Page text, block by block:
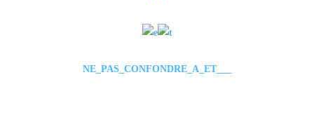
NE_PAS_CONFONDRE_A_ET___